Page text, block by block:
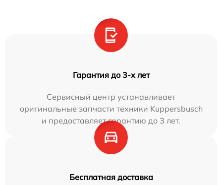
Гарантия до 3-х лет
Сервисный центр устанавливает
оригинальные запчасти техники Kuppersbusch
и предоставляет гарантию до 3 лет.
Бесплатная доставка